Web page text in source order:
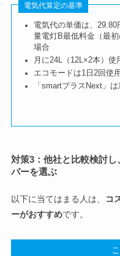
電気代算定の基準
電気代の単価は、
量電灯B最低料金（最
場合
月に24L（12L×2本）使
エコモードは1日2回使用
「smartプラスNext」
対策3：他社と比較検討
バーを選ぶ
以下に当てはまる人は、
コ
ーがおすすめです。